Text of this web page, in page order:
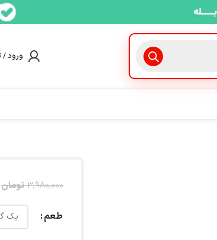
ورود /
3,980,000 تومان
طعم